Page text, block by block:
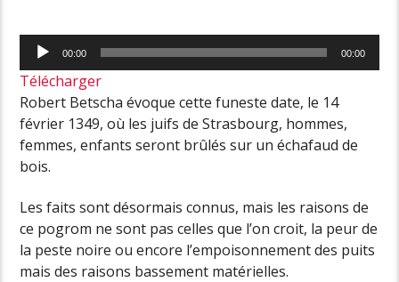
Lecteur
audio
00:00 00:00
Télécharger
Robert Betscha évoque cette funeste date, le 14
février 1349, où les juifs de Strasbourg, hommes,
femmes, enfants seront brûlés sur un échafaud de
bois.
Les faits sont désormais connus, mais les raisons de
ce pogrom ne sont pas celles que l’on croit, la peur de
la peste noire ou encore l’empoisonnement des puits
mais des raisons bassement matérielles.